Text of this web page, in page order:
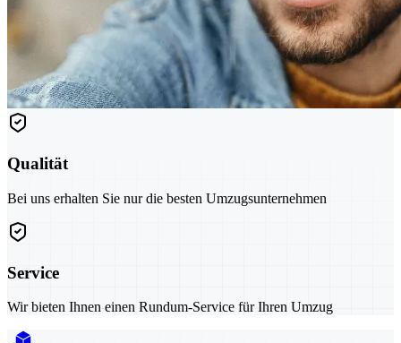
Qualität
Bei uns erhalten Sie nur die besten Umzugsunternehmen
Service
Wir bieten Ihnen einen Rundum-Service für Ihren Umzug